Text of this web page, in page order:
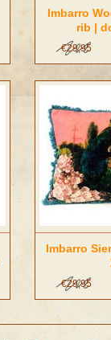
Imbarro
rib |
€29,95
Imbarro
€29,95